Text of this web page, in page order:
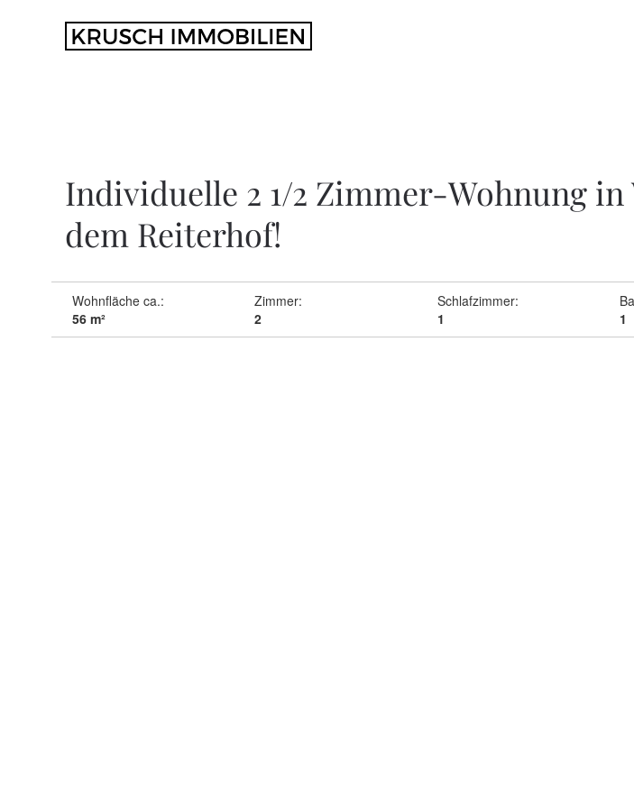
Zum Hauptinhalt springen
Individuelle 2 1/2 Zimmer-Wohnung
dem Reiterhof!
Wohnfläche ca.:
56 m²
Zimmer:
2
Schlafzimmer:
1
1